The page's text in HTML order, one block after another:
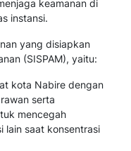
keamanan di
instansi.
yang disiapkan
(SISPAM), yaitu:
kota Nabire dengan
serta
mencegah
lain saat konsentrasi